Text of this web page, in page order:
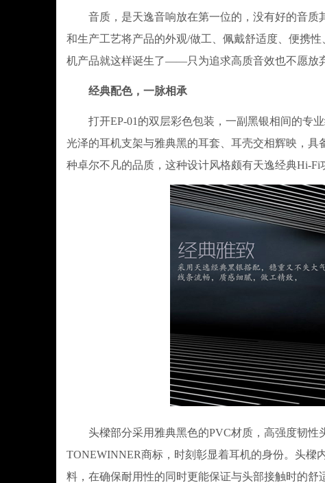
音质，是天逸音响放在第一位的，没有好的音质
和生产工艺将产品的外观/做工、佩戴舒适度、便携
机产品就这样诞生了——只为追求高质音效也不愿放
经典配色，一脉相承
打开EP-01的双层彩色包装，一副黑银相间的专业
光泽的耳机支架与雅典黑的耳套、耳壳交相辉映，
种卓尔不凡的品质，这种设计风格颇有天逸经典Hi-Fi
头樑部分采用雅典黑色的PVC材质，高强度韧性
TONEWINNER商标，时刻彰显着耳机的身份。头樑
料，在确保耐用性的同时更能保证与头部接触时的舒